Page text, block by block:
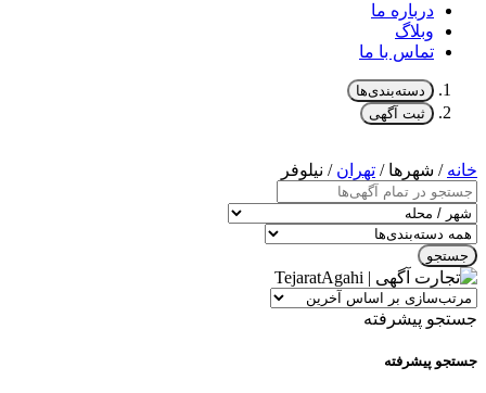
درباره ما
وبلاگ
تماس با ما
دسته‌بندی‌ها
ثبت آگهی
خانه / شهرها / تهران / نیلوفر
جستجو
جستجو پیشرفته
جستجو پیشرفته